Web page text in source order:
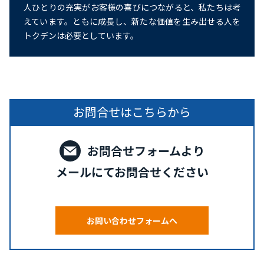
人ひとりの充実がお客様の喜びにつながると、私たちは考
えています。ともに成長し、新たな価値を生み出せる人を
トクデンは必要としています。
お問合せはこちらから
お問合せフォームより
メールにてお問合せください
お問い合わせフォームへ